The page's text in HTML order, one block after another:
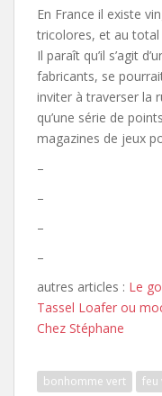
En France il existe
tricolores, et au
Il paraît qu’il s’agit
fabricants, se
inviter à traverser la
qu’une série de
magazines de jeux
–
–
–
–
autres articles : Le
Tassel Loafer ou
Chez Stéphane
bonhomme vert feu